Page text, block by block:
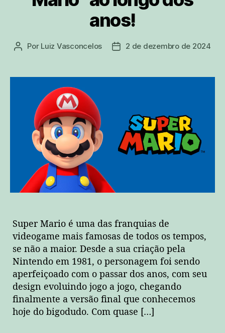
anos!
Autor
Por Luiz Vasconcelos
Data2 de dezembro de 2024
Super Mario é uma das franquias de
videogame mais famosas de todos os tempos,
se não a maior. Desde a sua criação pela
Nintendo em 1981, o personagem foi sendo
aperfeiçoado com o passar dos anos, com seu
design evoluindo jogo a jogo, chegando
finalmente a versão final que conhecemos
hoje do bigodudo. Com quase […]